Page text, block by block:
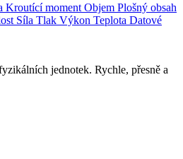
Kroutící moment Objem Plošný obsah
Síla Tlak Výkon Teplota Datové
jednotek. Rychle, přesně a